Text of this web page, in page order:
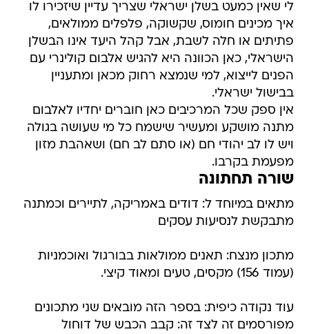
לי שאין כמעט בשלן ישראלי שצריך עדיין שיזכירו לו
איך מכינים חומוס, שקשוקה, פלפלים ממולאים,
פתיתים או חלה לשבת, אבל קהל היעד אינו הבשלן
הישראלי, כאן הכוונה היא להגיש אלבום קולינרי עם
הפנים לייצוא, למי שנמצא רחוק מכאן ומתעניין
בבישול ישראלי.
אין ספק שכל המרכיבים כאן חוברים יחדיו לאלבום
מתנה מושקע ומעשיר שישמח כל מי שעושה בגולה
ויש לו לב יהודי חם (או סתם לב חם) ושאהבת מזון
מפעמת בקרבו.
שורה תחתונה
מתאים במיוחד ל: דודים באמריקה, לתיירים וכמתנה
מתבקשת לנסיעות עסקים
מתכון מנצח: תאנים ממולאות בבורגול ואוכמניות
(עמוד 156) מקסים, טעים ומאוד קיצי.
עוד נקודה כיפית: בספר הזה מובאים שני מתכונים
מפורסמים זה לצד זה: קבב הכבש של דוחול